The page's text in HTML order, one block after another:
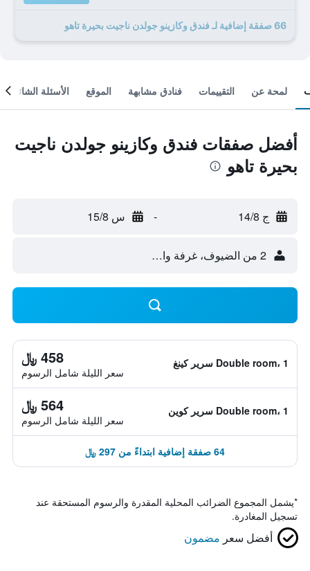
66 صفقة إضافية لـ فندق وكازينو جولدن ناجيت بحيرة تاهو
لمحة عن التقييمات فنادق مشابهة الموقع الأسئلة الشائعة
أفضل صفقات فندق وكازينو جولدن ناجيت
بحيرة تاهو
ج 14/8 - س 15/8
2 من الضيوف، غرفة واحدة
Double room، 1 سرير كينغ 458 ﷼
سعر الليلة شامل الرسوم
Double room، 1 سرير كوين 564 ﷼
سعر الليلة شامل الرسوم
64 صفقة إضافية ابتداءً من 297 ﷼
*يشمل المجموع الضرائب المحلية المقدرة والرسوم المستحقة عند
تسجيل المغادرة.
أفضل سعر مضمون